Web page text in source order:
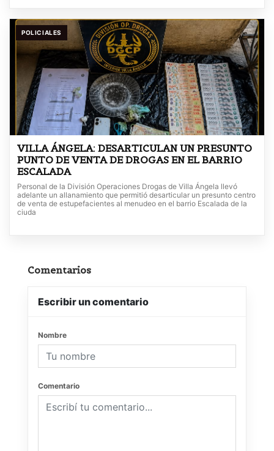
POLICIALES
VILLA ÁNGELA: DESARTICULAN UN PRESUNTO
PUNTO DE VENTA DE DROGAS EN EL BARRIO
ESCALADA
Personal de la División Operaciones Drogas de Villa Ángela llevó
adelante un allanamiento que permitió desarticular un presunto centro
de venta de estupefacientes al menudeo en el barrio Escalada de la
ciuda
Comentarios
Escribir un comentario
Nombre
Comentario